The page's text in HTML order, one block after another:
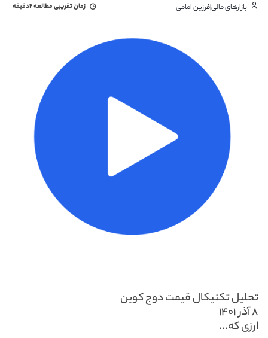
بازارهای مالی|فرزین امامی زمان تقریبی مطالعه۲دقیقه
تحلیل تکنیکال قیمت دوج کوین
۸ آذر ۱۴۰۱
ارزی که...